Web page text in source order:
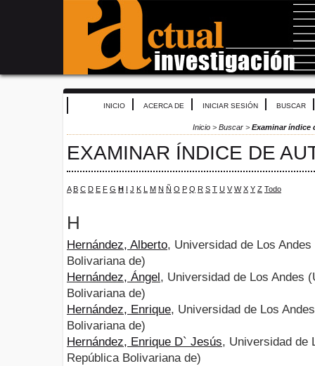
INICIO ACERCA DE INICIAR SESIÓN BUSCAR
Inicio > Buscar > Examinar índice
EXAMINAR ÍNDICE DE
A B C D E F G H I J K L M N Ñ O P Q R S T U V W X Y Z Todo
H
Hernández, Alberto, Universidad de Los
Bolivariana de)
Hernández, Ángel , Universidad de Los Andes
Bolivariana de)
Hernández, Enrique, Universidad de Los
Bolivariana de)
Hernández, Enrique D` Jesús, Universidad de
República Bolivariana de)